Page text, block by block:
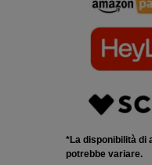
*La disponibilità di
potrebbe variare.